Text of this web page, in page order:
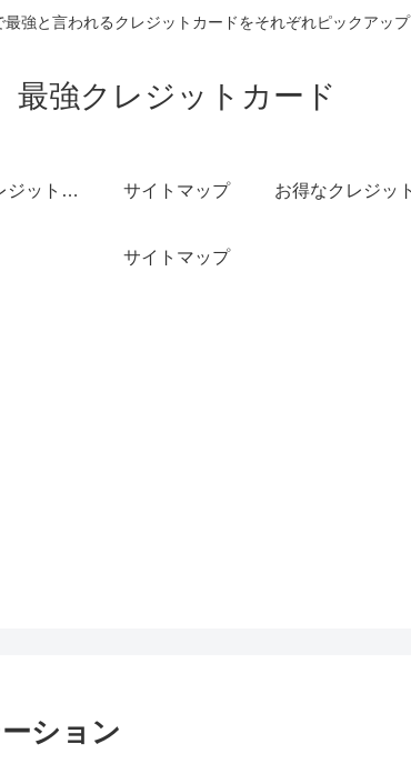
最強と言われるクレジットカードをそれぞれピックアップ
最強クレジットカード
審査の甘いクレジットカード サイトマップ
サイトマップ
ション